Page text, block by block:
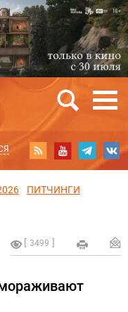
ПИТЧИНГИ
3499